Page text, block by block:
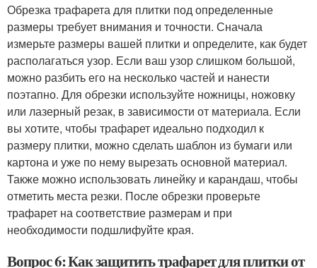
Обрезка трафарета для плитки под определенные
размеры требует внимания и точности. Сначала
измерьте размеры вашей плитки и определите, как будет
располагаться узор. Если ваш узор слишком большой,
можно разбить его на несколько частей и нанести
поэтапно. Для обрезки используйте ножницы, ножовку
или лазерный резак, в зависимости от материала. Если
вы хотите, чтобы трафарет идеально подходил к
размеру плитки, можно сделать шаблон из бумаги или
картона и уже по нему вырезать основной материал.
Также можно использовать линейку и карандаш, чтобы
отметить места резки. После обрезки проверьте
трафарет на соответствие размерам и при
необходимости подшлифуйте края.
Вопрос 6: Как защитить трафарет для плитки от